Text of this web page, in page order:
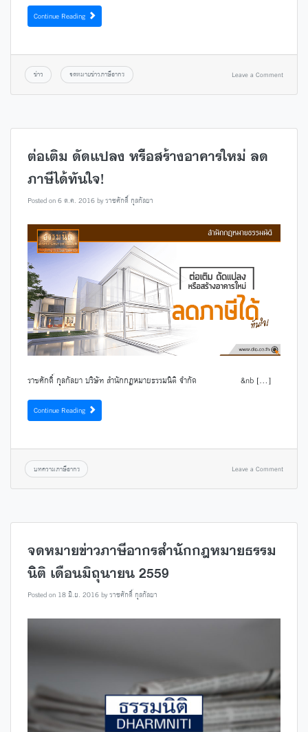
Continue Reading
ข่าว จดหมายข่าวภาษีอากร Leave a Comment
ต่อเติม ดัดแปลง หรือสร้างอาคารใหม่ ลด
ภาษีได้ทันใจ!
Posted on6 ต.ค. 2016byราชศักดิ์ กุลกัลยา
ราชศักดิ์ กุลกัลยา บริษัท สำนักกฎหมายธรรมนิติ จำกัด &nb […]
Continue Reading
บทความภาษีอากร Leave a Comment
จดหมายข่าวภาษีอากรสำนักกฎหมายธรรม
นิติ เดือนมิถุนายน 2559
Posted on 18 มิ.ย. 2016byราชศักดิ์ กุลกัลยา